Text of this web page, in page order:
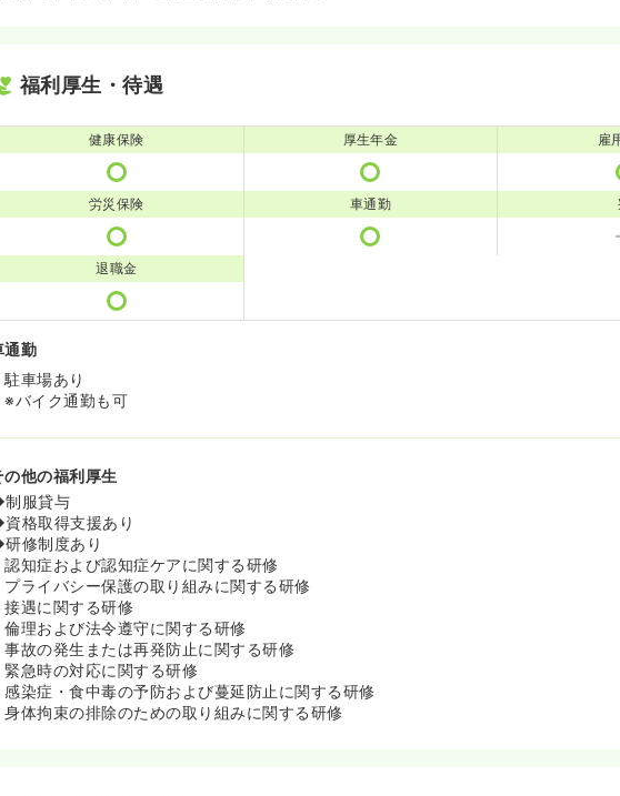
福利厚生・待遇
健康保険 厚生年金 雇
労災保険 車通勤
退職金
通勤
駐車場あり
※バイク通勤も可
の他の福利厚生
服貸与
格取得支援あり
修制度あり
認知症および認知症ケアに関する研修
プライバシー保護の取り組みに関する研修
接遇に関する研修
倫理および法令遵守に関する研修
事故の発生または再発防止に関する研修
緊急時の対応に関する研修
感染症・食中毒の予防および蔓延防止に関する研修
身体拘束の排除のための取り組みに関する研修